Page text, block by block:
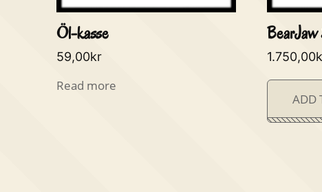
Öl-kasse
59,00kr
Read more
1.750,00
ADD